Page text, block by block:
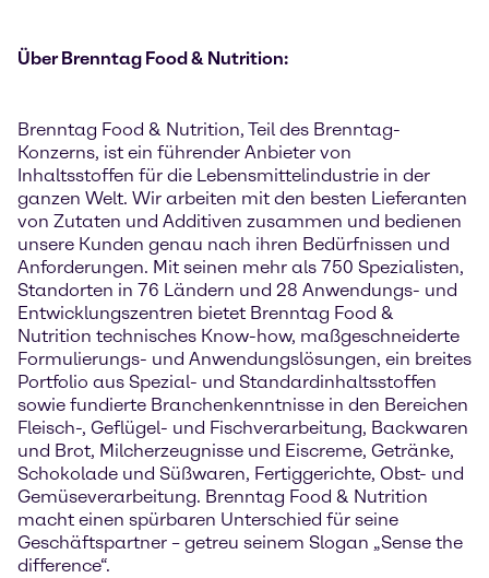
Über Brenntag Food & Nutrition:
Brenntag Food & Nutrition, Teil des Brenntag-
Konzerns, ist ein führender Anbieter von
Inhaltsstoffen für die Lebensmittelindustrie in der
ganzen Welt. Wir arbeiten mit den besten Lieferanten
von Zutaten und Additiven zusammen und bedienen
unsere Kunden genau nach ihren Bedürfnissen und
Anforderungen. Mit seinen mehr als 750 Spezialisten,
Standorten in 76 Ländern und 28 Anwendungs- und
Entwicklungszentren bietet Brenntag Food &
Nutrition technisches Know-how, maßgeschneiderte
Formulierungs- und Anwendungslösungen, ein breites
Portfolio aus Spezial- und Standardinhaltsstoffen
sowie fundierte Branchenkenntnisse in den Bereichen
Fleisch-, Geflügel- und Fischverarbeitung, Backwaren
und Brot, Milcherzeugnisse und Eiscreme, Getränke,
Schokolade und Süßwaren, Fertiggerichte, Obst- und
Gemüseverarbeitung. Brenntag Food & Nutrition
macht einen spürbaren Unterschied für seine
Geschäftspartner – getreu seinem Slogan „Sense the
difference“.